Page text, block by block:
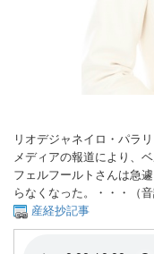
リオデジャネイロ・パラ
メディアの報道により、
フェルフールトさんは急
らなくなった。・・・（音
産経抄記事